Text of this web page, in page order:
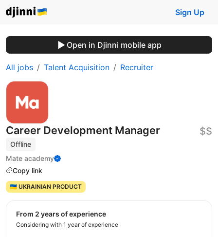
Sign Up
Open in Djinni mobile app
All jobs Talent Acquisition Recruiter
Career Development Manager
Offline
Mate academy
Copy link
$$
🇺🇦 UKRAINIAN PRODUCT
from 2 years of experience
Considering with 1 year of experience